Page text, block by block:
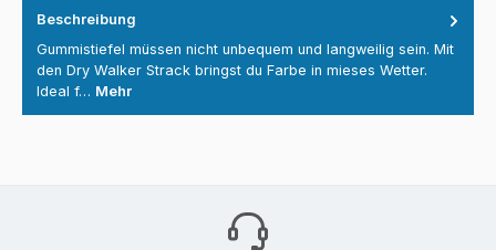
Beschreibung
Gummistiefel müssen nicht unbequem und langweilig sein. Mit
den Dry Walker Strack bringst du Farbe in mieses Wetter.
Ideal f… Mehr